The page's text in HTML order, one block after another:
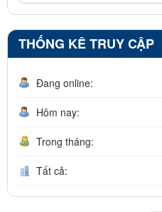
THỐNG KÊ TRUY CẬP
Đang online:
Hôm nay:
Trong tháng:
Tất cả: